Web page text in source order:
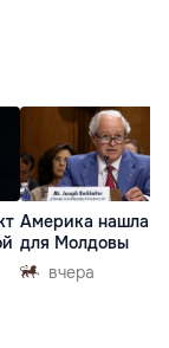
Америка нашла
для Молдовы
вчера